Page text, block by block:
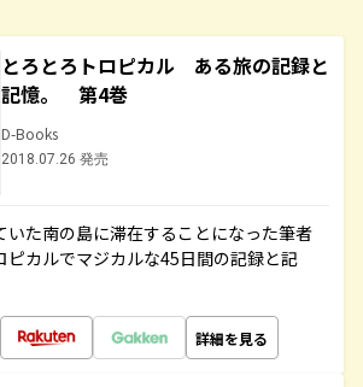
とろとろトロピカル ある旅の記録と
記憶。 第4巻
D-Books
2018.07.26 発売
いた南の島に滞在することになった筆者
ピカルでマジカルな45日間の記録と記
詳細を見る